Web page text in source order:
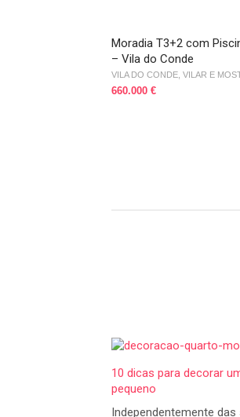
Moradia T3+2 com
– Vila do Conde
VILA DO CONDE, VILAR E
660.000 €
10 dicas para decorar
pequeno
Independentemente das